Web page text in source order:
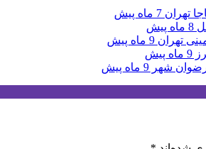
تهران 7 ماه پیش
8 ماه پیش
تهران 9 ماه پیش
9 ماه پیش
شهر 9 ماه پیش